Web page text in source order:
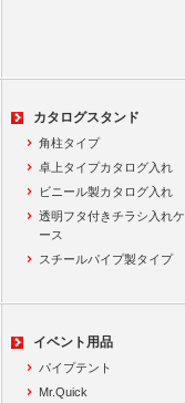
カタログスタンド
角柱タイプ
卓上タイプカタログ入れ
ビニール製カタログ入れ
透明フタ付きチラシ入れケ
ース
スチールパイプ製タイプ
イベント用品
パイプテント
Mr.Quick